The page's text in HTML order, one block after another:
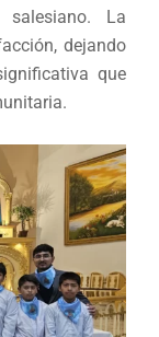
salesiano. La
dejando
que